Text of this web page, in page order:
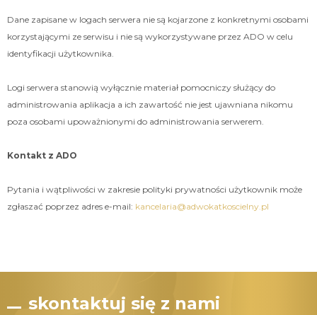
Dane zapisane w logach serwera nie są kojarzone z konkretnymi osobami
korzystającymi ze serwisu i nie są wykorzystywane przez ADO w celu
identyfikacji użytkownika.
Logi serwera stanowią wyłącznie materiał pomocniczy służący do
administrowania aplikacja a ich zawartość nie jest ujawniana nikomu
poza osobami upoważnionymi do administrowania serwerem.
Kontakt z ADO
Pytania i wątpliwości w zakresie polityki prywatności użytkownik może
zgłaszać poprzez adres e-mail: kancelaria@adwokatkoscielny.pl
skontaktuj się z nami